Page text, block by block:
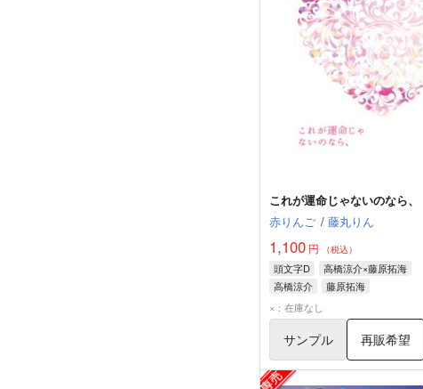
これが運命じゃないのなら、
赤りんご / 藤丸りん
1,100 円 （税込）
頭文字D
高橋涼介×藤原拓海
高橋涼介
藤原拓海
×：在庫なし
サンプル 再販希望